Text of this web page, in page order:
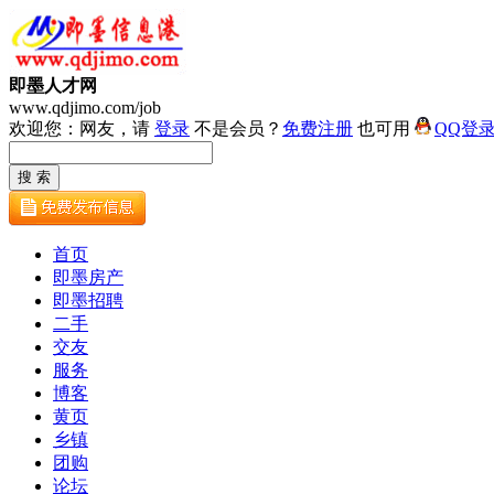
即墨人才网
www.qdjimo.com/job
欢迎您：网友，请 登录 不是会员？ 免费注册 也可用 QQ登
首页
即墨房产
即墨招聘
二手
交友
服务
博客
黄页
乡镇
团购
论坛